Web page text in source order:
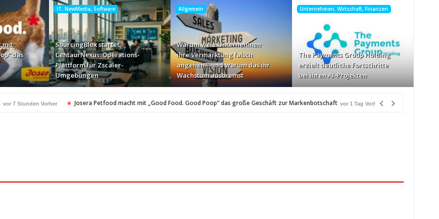
mit
das
IT, NewMedia, Software
SourcingBlox startet
CentaurNexus: Operations-
Plattform für Zscaler-
Umgebungen
Allgemein
Warum viele Unternehmen
ihre Vermarktung falsch
angehen – und warum das ihr
Wachstum ausbremst
Unternehmen, Wirtschaft, Finanzen
The Payments Group Holding
erzielt deutliche Fortschritte
bei ihren AI-Projekten
vor 7 Stunden Vorher Josera Petfood macht mit „Good Food. Good Poop“ das große Geschäft zur Markenbotschaft vor 1 Tag Vorher
AI-Projekten
Bayerischen Bio-Erlebnistagen